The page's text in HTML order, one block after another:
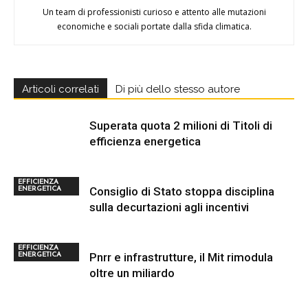
Un team di professionisti curioso e attento alle mutazioni
economiche e sociali portate dalla sfida climatica.
Articoli correlati Di più dello stesso autore
EFFICIENZA
ENERGETICA
Superata quota 2 milioni di Titoli di
efficienza energetica
EFFICIENZA
ENERGETICA
Consiglio di Stato stoppa disciplina
sulla decurtazioni agli incentivi
Pnrr e infrastrutture, il Mit rimodula
oltre un miliardo